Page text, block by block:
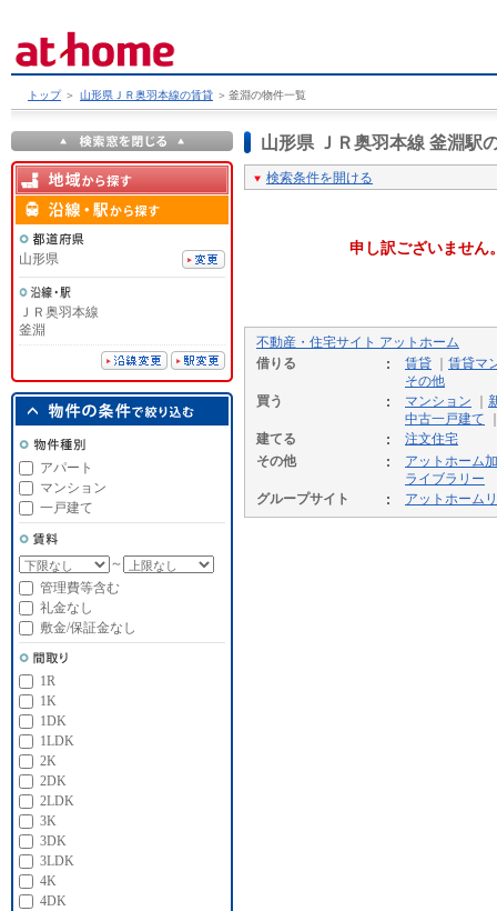
トップ ＞ 山形県ＪＲ奥羽本線の賃貸 ＞ 釜淵の物件一覧
山形県 ＪＲ奥羽本線 釜淵駅
検索条件を開ける
申し訳ございません
不動産・住宅サイト アットホーム
借りる
賃貸
賃貸マ
その他
買う
マンション
中古一戸建て
建てる
注文住宅
その他
アットホーム
ライブラリー
グループサイト
アットホーム
山形県
ＪＲ奥羽本線
釜淵
アパート
マンション
一戸建て
～
管理費等含む
礼金なし
敷金/保証金なし
1R
1K
1DK
1LDK
2K
2DK
2LDK
3K
3DK
3LDK
4K
4DK